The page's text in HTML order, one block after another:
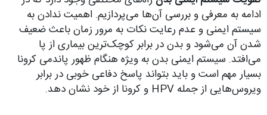
ادامه به معرفی و بررسی آن‌ها می‌پردازیم. اهمیت ندادن به
سیستم ایمنی و عدم رعایت نکات به مرور زمان باعث ضعیف
شدن آن می‌شود و بدن در برابر کوچک‌ترین بیماری از پا
می‌افتد. سیستم ایمنی بدن به ویژه هنگام ظهور پاندمی کرونا
بسیار مهم است و باید بتواند پاسخ دفاعی خوبی در برابر
ویروس‌هایی از جمله HPV و کرونا از خود نشان دهد.